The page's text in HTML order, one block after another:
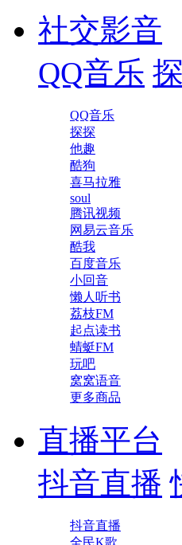
社交影音
QQ音乐
QQ音乐
探探
他趣
酷狗
喜马拉雅
soul
腾讯视频
网易云音乐
酷我
百度音乐
小回音
懒人听书
荔枝FM
起点读书
蜻蜓FM
玩吧
窝窝语音
更多商品
直播平台
抖音直播
抖音直播
全民K歌